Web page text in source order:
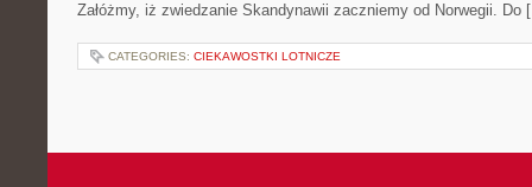
Załóżmy, iż zwiedzanie Skandynawii zaczniemy od Norwegii.
CATEGORIES: CIEKAWOSTKI LOTNICZE